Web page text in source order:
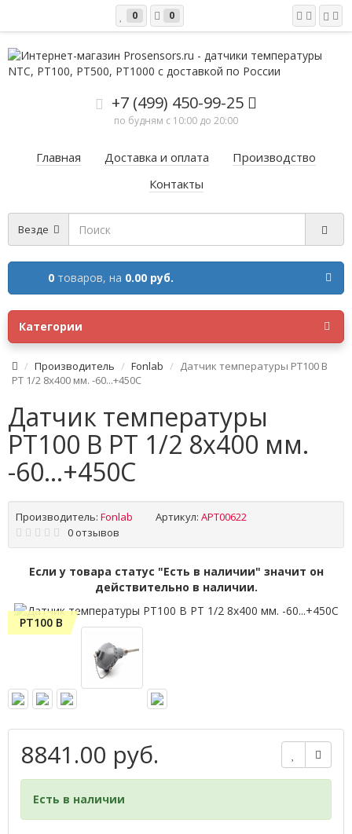
0 0
+7 (499) 450-99-25
по будням с 10:00 до 20:00
Главная Доставка и оплата
Производство
Контакты
Везде
0 товаров, на 0.00 руб.
Категории
Производитель Fonlab
Датчик температуры PT100 B
PT 1/2 8x400 мм. -60...+450C
Датчик температуры
PT100 B PT 1/2 8x400 мм.
-60...+450C
Производитель: Fonlab Артикул: APT00622
0 отзывов
Если у товара статус "Есть в наличии" значит он
действительно в наличии.
PT100 B
8841.00 руб.
Есть в наличии